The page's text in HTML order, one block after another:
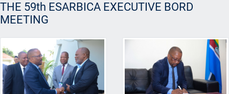
THE 59th ESARBICA EXECUTIVE BORD
MEETING